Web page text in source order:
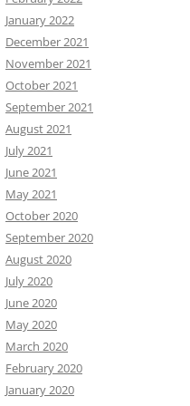
January 2022
December 2021
November 2021
October 2021
September 2021
August 2021
July 2021
June 2021
May 2021
October 2020
September 2020
August 2020
July 2020
June 2020
May 2020
March 2020
February 2020
January 2020